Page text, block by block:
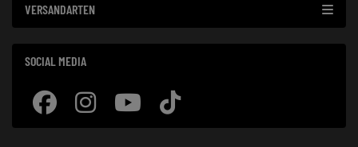
VERSANDARTEN
SOCIAL MEDIA